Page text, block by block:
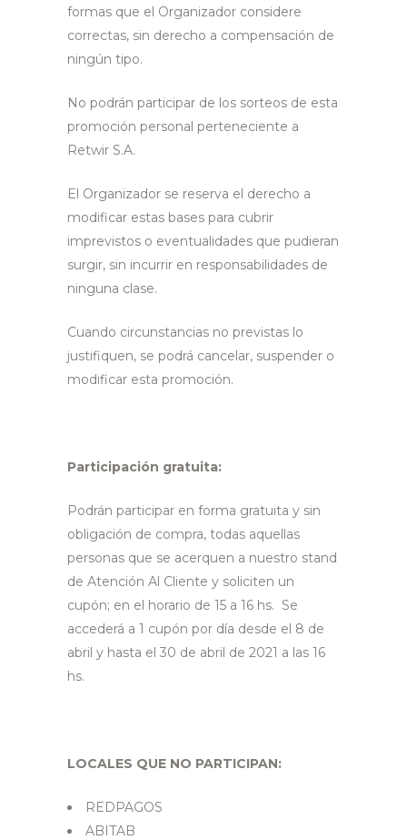
formas que el Organizador considere
correctas, sin derecho a compensación de
ningún tipo.
No podrán participar de los sorteos de esta
promoción personal perteneciente a
Retwir S.A.
El Organizador se reserva el derecho a
modificar estas bases para cubrir
imprevistos o eventualidades que pudieran
surgir, sin incurrir en responsabilidades de
ninguna clase.
Cuando circunstancias no previstas lo
justifiquen, se podrá cancelar, suspender o
modificar esta promoción.
Participación gratuita:
Podrán participar en forma gratuita y sin
obligación de compra, todas aquellas
personas que se acerquen a nuestro stand
de Atención Al Cliente y soliciten un
cupón; en el horario de 15 a 16 hs. Se
accederá a 1 cupón por día desde el 8 de
abril y hasta el 30 de abril de 2021 a las 16
hs.
LOCALES QUE NO PARTICIPAN:
REDPAGOS
ABITAB